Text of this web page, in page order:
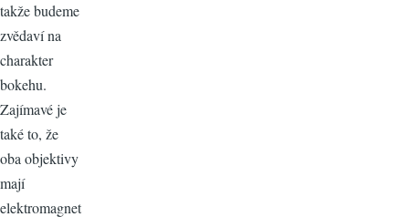
takže budeme
zvědaví na
charakter
bokehu.
Zajímavé je
také to, že
oba objektivy
mají
elektromagnet